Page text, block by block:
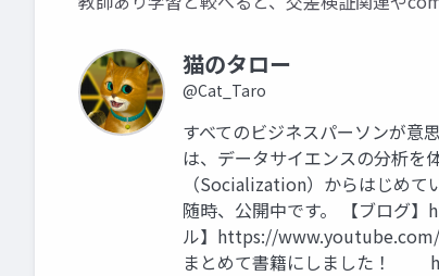
猫のタロー
@Cat_Taro
すべてのビジネスパーソンが意
は、データサイエンスの分析を
（Socialization）からはじめて
随時、公開中です。 【ブログ
ル】https://www.youtube.com/
まとめて書籍にしました！